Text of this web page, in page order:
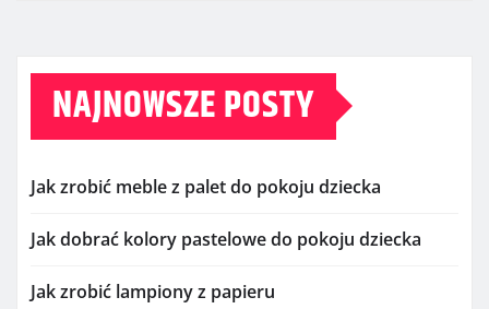
NAJNOWSZE POSTY
Jak zrobić meble z palet do pokoju dziecka
Jak dobrać kolory pastelowe do pokoju dziecka
Jak zrobić lampiony z papieru